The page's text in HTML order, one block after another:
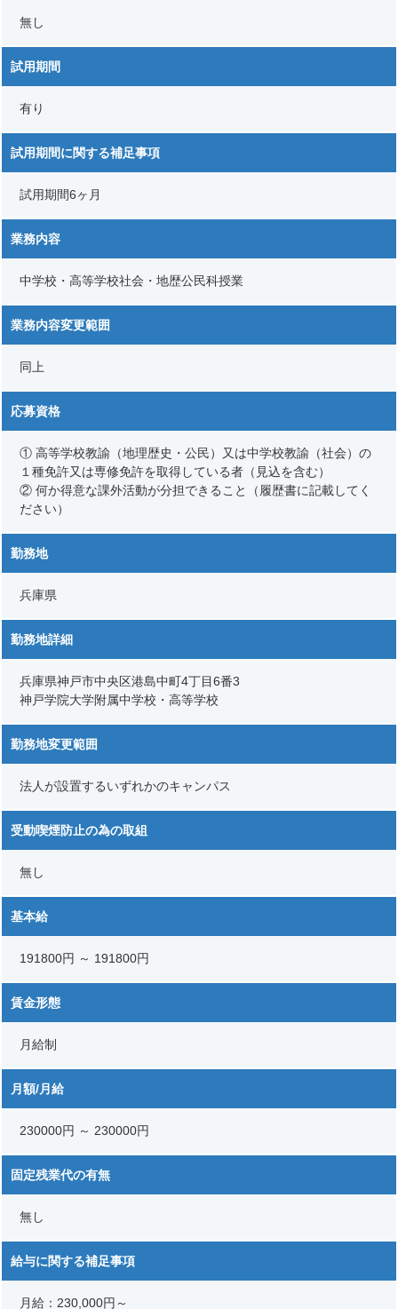
無し
試用期間
有り
試用期間に関する補足事項
試用期間6ヶ月
業務内容
中学校・高等学校社会・地歴公民科授業
業務内容変更範囲
同上
応募資格
① 高等学校教諭（地理歴史・公民）又は中学校教諭（社会）の
１種免許又は専修免許を取得している者（見込を含む）
② 何か得意な課外活動が分担できること（履歴書に記載してく
ださい）
勤務地
兵庫県
勤務地詳細
兵庫県神戸市中央区港島中町4丁目6番3
神戸学院大学附属中学校・高等学校
勤務地変更範囲
法人が設置するいずれかのキャンパス
受動喫煙防止の為の取組
無し
基本給
191800円 ～ 191800円
賃金形態
月給制
月額/月給
230000円 ～ 230000円
固定残業代の有無
無し
給与に関する補足事項
月給：230,000円～